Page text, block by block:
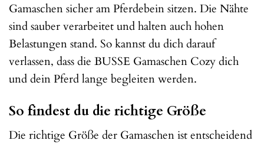
Gamaschen sicher am Pferdebein sitzen. Die Nähte
sind sauber verarbeitet und halten auch hohen
Belastungen stand. So kannst du dich darauf
verlassen, dass die BUSSE Gamaschen Cozy dich
und dein Pferd lange begleiten werden.
So findest du die richtige Größe
Die richtige Größe der Gamaschen ist entscheidend